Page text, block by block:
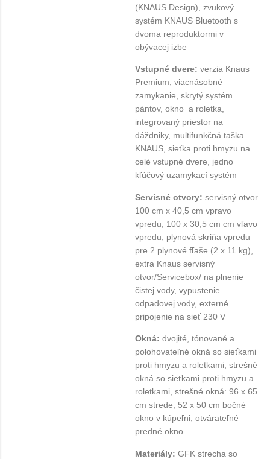
(KNAUS Design), zvukový
systém KNAUS Bluetooth s
dvoma reproduktormi v
obývacej izbe
Vstupné dvere: verzia Knaus
Premium, viacnásobné
zamykanie, skrytý systém
pántov, okno a roletka,
integrovaný priestor na
dáždniky, multifunkčná taška
KNAUS, sieťka proti hmyzu na
celé vstupné dvere, jedno
kľúčový uzamykací systém
Servisné otvory: servisný otvor
100 cm x 40,5 cm vpravo
vpredu, 100 x 30,5 cm cm vľavo
vpredu, plynová skriňa vpredu
pre 2 plynové fľaše (2 x 11 kg),
extra Knaus servisný
otvor/Servicebox/ na plnenie
čistej vody, vypustenie
odpadovej vody, externé
pripojenie na sieť 230 V
Okná: dvojité, tónované a
polohovateľné okná so sieťkami
proti hmyzu a roletkami, strešné
okná so sieťkami proti hmyzu a
roletkami, strešné okná: 96 x 65
cm strede, 52 x 50 cm bočné
okno v kúpeľni, otvárateľné
predné okno
Materiály: GFK strecha so